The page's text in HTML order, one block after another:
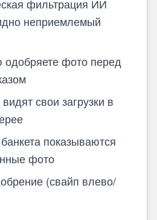
фильтрация ИИ
неприемлемый
фото перед
свои загрузки в
показываются
фото
(свайп влево/